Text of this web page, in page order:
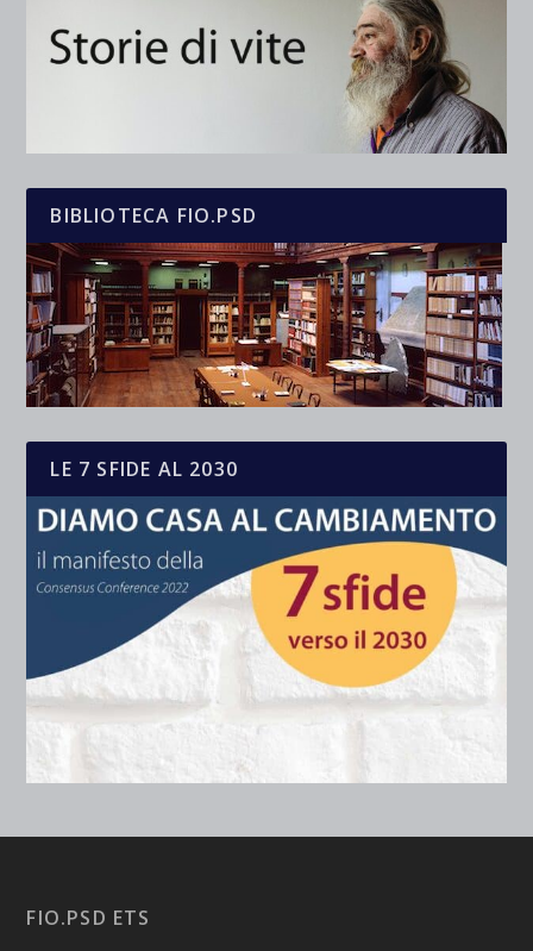
BIBLIOTECA FIO.PSD
LE 7 SFIDE AL 2030
FIO.PSD ETS